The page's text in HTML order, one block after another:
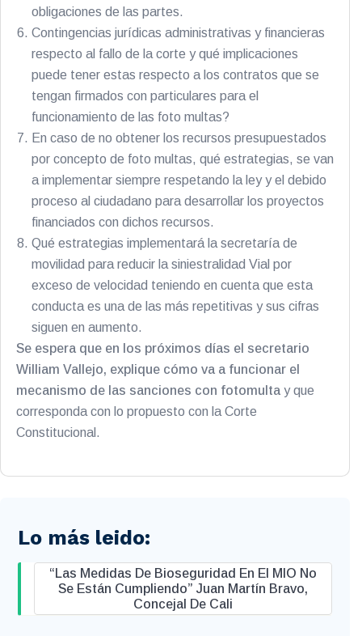
obligaciones de las partes.
Contingencias jurídicas administrativas y financieras
respecto al fallo de la corte y qué implicaciones
puede tener estas respecto a los contratos que se
tengan firmados con particulares para el
funcionamiento de las foto multas?
En caso de no obtener los recursos presupuestados
por concepto de foto multas, qué estrategias, se van
a implementar siempre respetando la ley y el debido
proceso al ciudadano para desarrollar los proyectos
financiados con dichos recursos.
Qué estrategias implementará la secretaría de
movilidad para reducir la siniestralidad Vial por
exceso de velocidad teniendo en cuenta que esta
conducta es una de las más repetitivas y sus cifras
siguen en aumento.
Se espera que en los próximos días el secretario
William Vallejo, explique cómo va a funcionar el
mecanismo de las sanciones con fotomulta y que
corresponda con lo propuesto con la Corte
Constitucional.
Lo más leido:
“Las Medidas De Bioseguridad En El MIO No
Se Están Cumpliendo” Juan Martín Bravo,
Concejal De Cali